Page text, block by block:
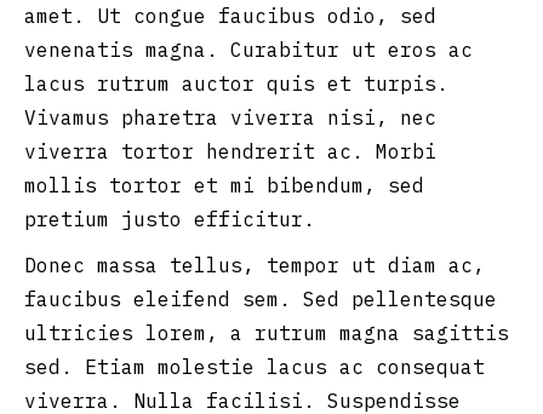
amet. Ut congue faucibus odio, sed
venenatis magna. Curabitur ut eros ac
lacus rutrum auctor quis et turpis.
Vivamus pharetra viverra nisi, nec
viverra tortor hendrerit ac. Morbi
mollis tortor et mi bibendum, sed
pretium justo efficitur.
Donec massa tellus, tempor ut diam ac,
faucibus eleifend sem. Sed pellentesque
ultricies lorem, a rutrum magna sagittis
sed. Etiam molestie lacus ac consequat
viverra. Nulla facilisi. Suspendisse